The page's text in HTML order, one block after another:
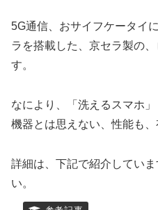
5G通信、おサイフケータイ
ラを搭載した、京セラ製の
す。
なにより、「洗えるスマホ
機器とは思えない、性能も、
詳細は、下記で紹介してい
い。